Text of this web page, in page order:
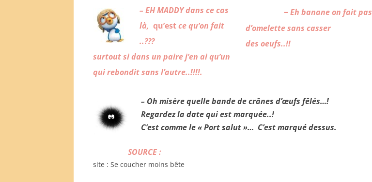
– EH MADDY dans ce cas
là, qu’estce qu’on fait
..???
surtout si dans un paire j’en ai qu’un
qui rebondit sans l’autre..!!!!.
–Eh banane on fait pas
d’omelette sans casser
des oeufs..!!
– Oh misère quelle bande de crânes d’œufs fêlés…!
Regardez la date qui est marquée..!
C’est comme le « Port salut »… C’est marqué dessus.
SOURCE :
site : Se coucher moins bête